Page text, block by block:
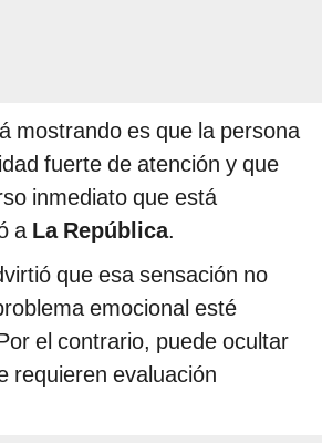
mostrando es que la persona
fuerte de atención y que
inmediato que está
a La República.
que esa sensación no
emocional esté
el contrario, puede ocultar
requieren evaluación